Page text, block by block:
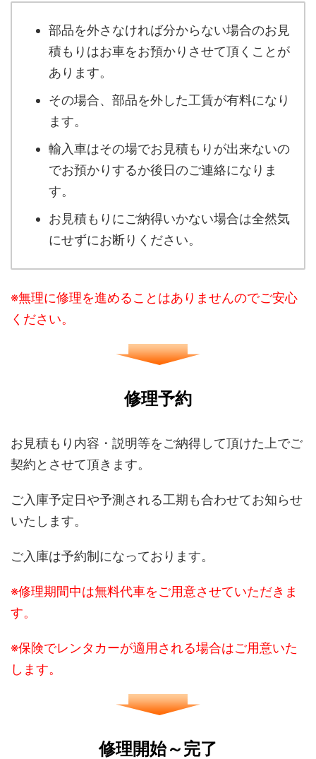
部品を外さなければ分からない場合のお見
積もりはお車をお預かりさせて頂くことが
あります。
その場合、部品を外した工賃が有料になり
ます。
輸入車はその場でお見積もりが出来ないの
でお預かりするか後日のご連絡になりま
す。
お見積もりにご納得いかない場合は全然気
にせずにお断りください。
※無理に修理を進めることはありませんのでご安心
ください。
修理予約
お見積もり内容・説明等をご納得して頂けた上でご
契約とさせて頂きます。
ご入庫予定日や予測される工期も合わせてお知らせ
いたします。
ご入庫は予約制になっております。
※修理期間中は無料代車をご用意させていただきま
す。
※保険でレンタカーが適用される場合はご用意いた
します。
修理開始～完了